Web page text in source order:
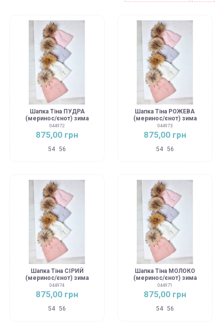
Шапка Тіна ПУДРА
(меринос/єнот) зима
044972
875,00 грн
54 56
Шапка Тіна РОЖЕВА
(меринос/єнот) зима
044973
875,00 грн
54 56
Шапка Тіна СІРИЙ
(меринос/єнот) зима
044974
875,00 грн
54 56
Шапка Тіна МОЛОКО
(меринос/єнот) зима
044971
875,00 грн
54 56